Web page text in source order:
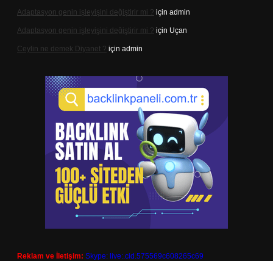
Adaptasyon genin işleyişini değiştirir mi ? için admin
Adaptasyon genin işleyişini değiştirir mi ? için Uçan
Ceylin ne demek Diyanet ? için admin
Reklam ve İletişim: Skype: live:.cid.575569c608265c69